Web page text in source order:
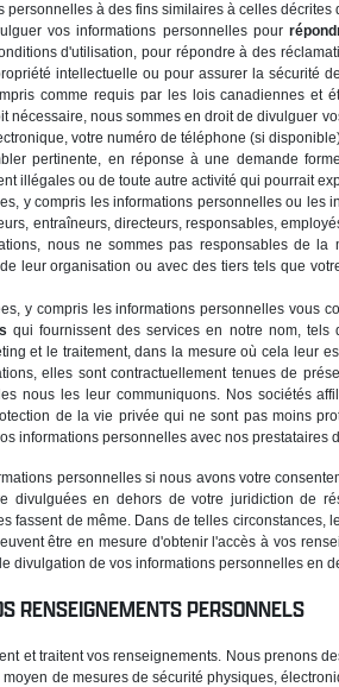
personnelles à des fins similaires à celles décrites
vos informations personnelles pour
d'utilisation, pour répondre à des
intellectuelle ou pour assurer la sécurité
comme requis par les lois canadiennes et
nécessaire, nous sommes en droit de divulguer
votre numéro de téléphone (si
pertinente, en réponse à une demande
illégales ou de toute autre activité qui pourrait
y compris les informations personnelles ou les
entraîneurs, directeurs, responsables,
nous ne sommes pas responsables de
leur organisation ou avec des tiers tels que
y compris les informations personnelles vous
qui fournissent des services en notre nom, tels
et le traitement, dans la mesure où cela leur
elles sont contractuellement tenues de
nous les leur communiquons. Nos sociétés
de la vie privée qui ne sont pas moins
informations personnelles avec nos
personnelles si nous avons votre
divulguées en dehors de votre juridiction de
fassent de même. Dans de telles
être en mesure d'obtenir l'accès à vos
divulgation de vos informations personnelles en
RENSEIGNEMENTS PERSONNELS
et traitent vos renseignements. Nous prenons
de mesures de sécurité physiques,